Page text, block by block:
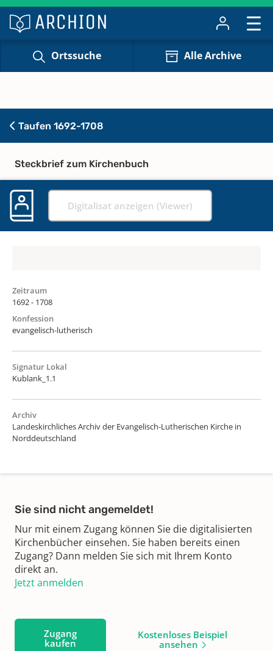
Ortssuche Alle Archive
Taufen 1692-1708
Steckbrief zum Kirchenbuch
Digitalisat anzeigen (Viewer)
Zeitraum
1692 - 1708
Konfession
evangelisch-lutherisch
Signatur Lokal
Kublank_1.1
Archiv
Landeskirchliches Archiv der Evangelisch-Lutherischen Kirche in
Norddeutschland
Sie sind nicht angemeldet!
Nur mit einem Zugang können Sie die digitalisierten
Kirchenbücher einsehen. Sie haben bereits einen
Zugang? Dann melden Sie sich mit Ihrem Konto
direkt an.
Jetzt anmelden
Zugang
kaufen
Kostenloses Beispiel
ansehen